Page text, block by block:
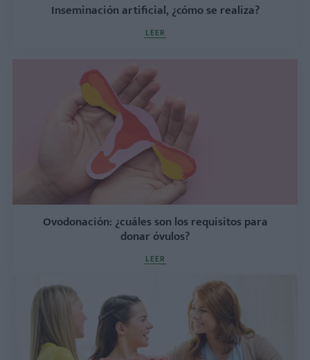
Inseminación artificial, ¿cómo se realiza?
LEER
Ovodonación: ¿cuáles son los requisitos para
donar óvulos?
LEER